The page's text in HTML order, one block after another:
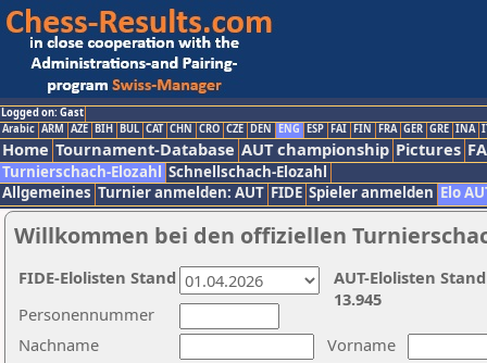
Logged on: Gast
Arabic ARM AZE BIH BUL CAT CHN CRO CZE DEN ENG ESP FAI FIN FRA GER GRE INA
Home Tournament-Database AUT championship Pictures
Turnierschach-Elozahl Schnellschach-Elozahl
Allgemeines Turnier anmelden: AUT FIDE Spieler anmelden Elo
Willkommen bei den offiziellen
Nachname
Vorname
Personennummer
AUT-Elolisten
13.945
FIDE-Elolisten Stand